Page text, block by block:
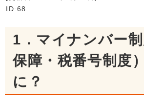
ID:68
1．マイナンバー
保障・税番号制度
に？